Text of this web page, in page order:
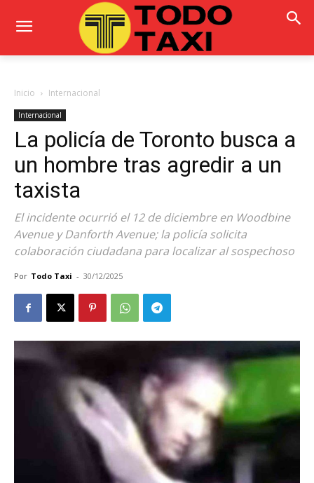
Inicio Internacional
Internacional
La policía de Toronto busca a
un hombre tras agredir a un
taxista
El incidente ocurrió el 12 de diciembre en Woodbine
Avenue y Danforth Avenue; la policía solicita
colaboración ciudadana para localizar al sospechoso
Por Todo Taxi - 30/12/2025